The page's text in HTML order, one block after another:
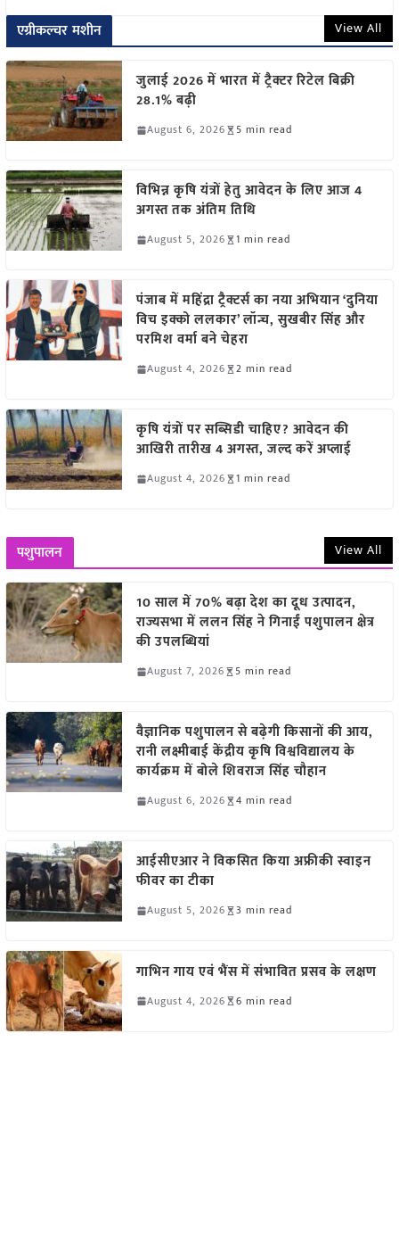
एग्रीकल्चर मशीन View All
जुलाई 2026 में भारत में ट्रैक्टर रिटेल बिक्री
28.1% बढ़ी
August 6, 2026 5 min read
विभिन्न कृषि यंत्रों हेतु आवेदन के लिए आज 4
अगस्त तक अंतिम तिथि
August 5, 2026 1 min read
पंजाब में महिंद्रा ट्रैक्टर्स का नया अभियान ‘दुनिया
विच इक्को ललकार’ लॉन्च, सुखबीर सिंह और
परमिश वर्मा बने चेहरा
August 4, 2026 2 min read
कृषि यंत्रों पर सब्सिडी चाहिए? आवेदन की
आखिरी तारीख 4 अगस्त, जल्द करें अप्लाई
August 4, 2026 1 min read
पशुपालन View All
10 साल में 70% बढ़ा देश का दूध उत्पादन,
राज्यसभा में ललन सिंह ने गिनाईं पशुपालन क्षेत्र
की उपलब्धियां
August 7, 2026 5 min read
वैज्ञानिक पशुपालन से बढ़ेगी किसानों की आय,
रानी लक्ष्मीबाई केंद्रीय कृषि विश्वविद्यालय के
कार्यक्रम में बोले शिवराज सिंह चौहान
August 6, 2026 4 min read
आईसीएआर ने विकसित किया अफ्रीकी स्वाइन
फीवर का टीका
August 5, 2026 3 min read
गाभिन गाय एवं भैंस में संभावित प्रसव के लक्षण
August 4, 2026 6 min read